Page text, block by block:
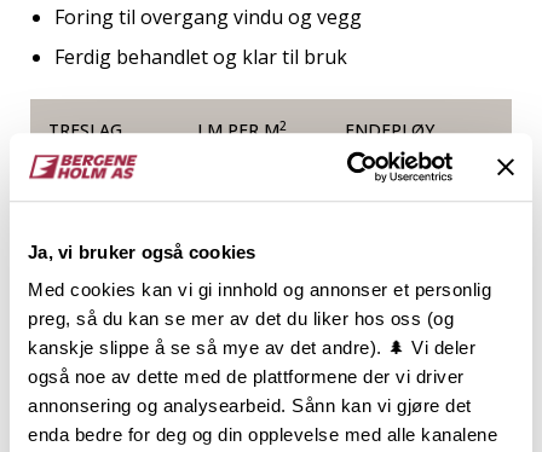
Ja, vi bruker også cookies
Med cookies kan vi gi innhold og annonser et personlig
preg, så du kan se mer av det du liker hos oss (og
kanskje slippe å se så mye av det andre). 🌲 Vi deler
også noe av dette med de plattformene der vi driver
annonsering og analysearbeid. Sånn kan vi gjøre det
enda bedre for deg og din opplevelse med alle kanalene
Foring til overgang vindu og vegg
Ferdig behandlet og klar til bruk
TRESLAG LM PER M2 ENDEPLØY
Furu
60132199
Produktinformasjon